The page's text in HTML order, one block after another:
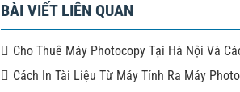
BÀI VIẾT LIÊN QUAN
Cho Thuê Máy Photocopy Tại Hà Nội Và
Cách In Tài Liệu Từ Máy Tính Ra Máy